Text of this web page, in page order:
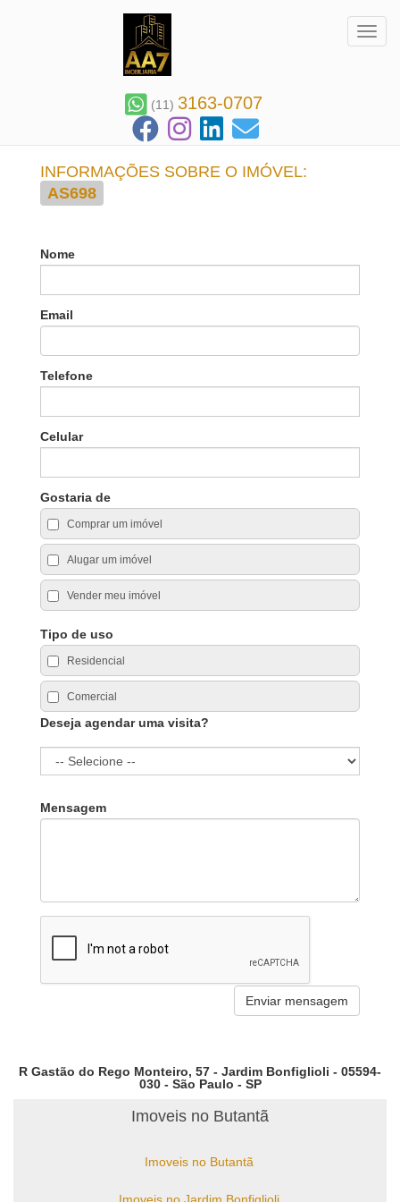
(11) 3163-0707
INFORMAÇÕES SOBRE O IMÓVEL:
AS698
Nome
Email
Telefone
Celular
Gostaria de
Comprar um imóvel
Alugar um imóvel
Vender meu imóvel
Tipo de uso
Residencial
Comercial
Deseja agendar uma visita?
Mensagem
R Gastão do Rego Monteiro, 57 - Jardim Bonfiglioli - 05594-
030 - São Paulo - SP
Imoveis no Butantã
Imoveis no Butantã